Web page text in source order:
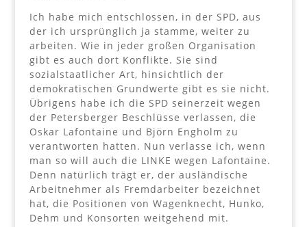
Ich habe mich entschlossen, in der SPD, aus
der ich ursprünglich ja stamme, weiter zu
arbeiten. Wie in jeder großen Organisation
gibt es auch dort Konflikte. Sie sind
sozialstaatlicher Art, hinsichtlich der
demokratischen Grundwerte gibt es sie nicht.
Übrigens habe ich die SPD seinerzeit wegen
der Petersberger Beschlüsse verlassen, die
Oskar Lafontaine und Björn Engholm zu
verantworten hatten. Nun verlasse ich, wenn
man so will auch die LINKE wegen Lafontaine.
Denn natürlich trägt er, der ausländische
Arbeitnehmer als Fremdarbeiter bezeichnet
hat, die Positionen von Wagenknecht, Hunko,
Dehm und Konsorten weitgehend mit.